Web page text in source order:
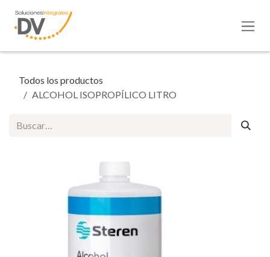
Todos los productos
ALCOHOL ISOPROPÍLICO LITRO